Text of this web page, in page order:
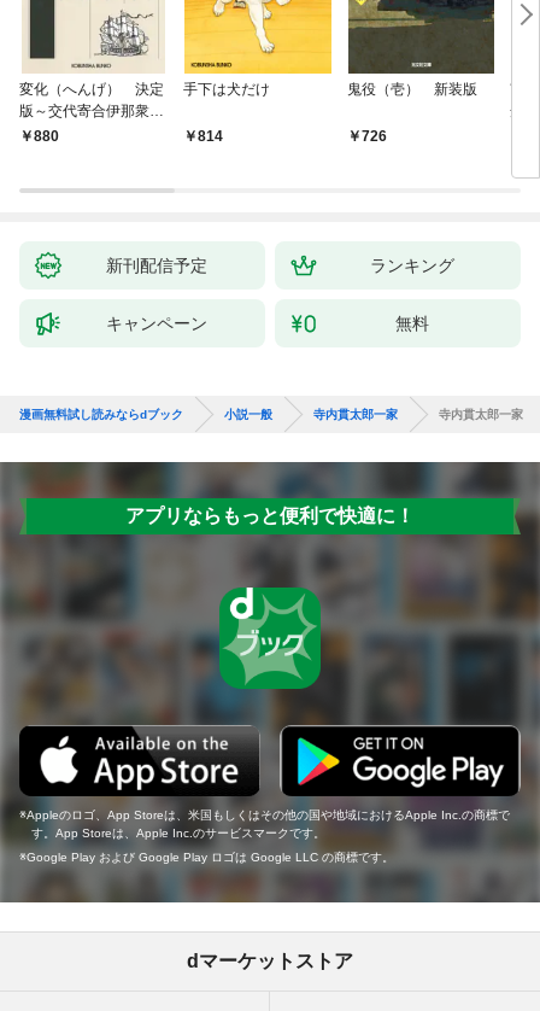
変化（へんげ） 決定
版～交代寄合伊那衆異
聞（1）～
880
手下は犬だけ
814
鬼役（壱） 新装版
726
南
舟
新刊配信予定 ランキング
キャンペーン 無料
漫画無料試し読みならdブック 小説一般 寺内貫太郎一家 寺内貫太郎一家
アプリならもっと便利で快適に！
Appleのロゴ、App Storeは、米国もしくはその他の国や地域におけるApple Inc.の商標で
す。App Storeは、Apple Inc.のサービスマークです。
Google Play および Google Play ロゴは Google LLC の商標です。
dマーケットストア